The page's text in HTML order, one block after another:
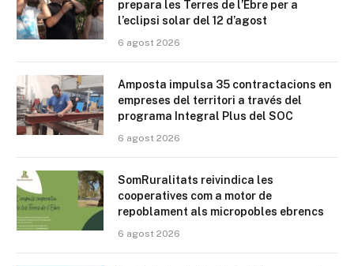
prepara les Terres de l’Ebre per a
l’eclipsi solar del 12 d’agost
6 agost 2026
Amposta impulsa 35 contractacions en
empreses del territori a través del
programa Integral Plus del SOC
6 agost 2026
SomRuralitats reivindica les
cooperatives com a motor de
repoblament als micropobles ebrencs
6 agost 2026